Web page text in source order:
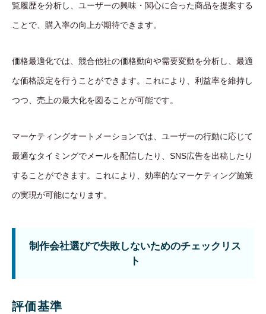
覧履歴を分析し、ユーザーの興味・関心に合った商品を提案する
ことで、購入率の向上が期待できます。
価格最適化では、競合他社の価格動向や需要変動を分析し、最適
な価格設定を行うことができます。これにより、利益率を維持し
つつ、売上の最大化を図ることが可能です。
マーケティングオートメーションでは、ユーザーの行動に応じて
最適なタイミングでメールを配信したり、SNS広告を出稿したり
することができます。これにより、効率的なマーケティング施策
の実現が可能になります。
制作会社選びで失敗しないためのチェックリス
ト
評価基準